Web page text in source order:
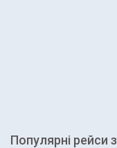
Популярні рейcи з